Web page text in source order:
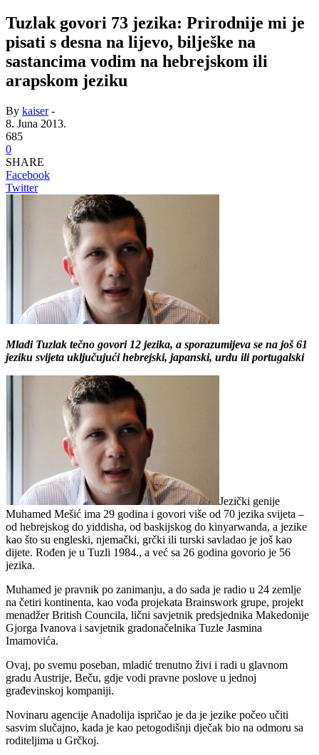
Tuzlak govori 73 jezika: Prirodnije mi je
pisati s desna na lijevo, bilješke na
sastancima vodim na hebrejskom ili
arapskom jeziku
By kaiser-
8. Juna 2013.
685
0
SHARE
Facebook
Twitter
Mladi Tuzlak tečno govori 12 jezika, a sporazumijeva se na još 61
jeziku svijeta uključujući hebrejski, japanski, urdu ili portugalski
Jezički genije
Muhamed Mešić ima 29 godina i govori više od 70 jezika svijeta –
od hebrejskog do yiddisha, od baskijskog do kinyarwanda, a jezike
kao što su engleski, njemački, grčki ili turski savladao je još kao
dijete. Rođen je u Tuzli 1984., a već sa 26 godina govorio je 56
jezika.
Muhamed je pravnik po zanimanju, a do sada je radio u 24 zemlje
na četiri kontinenta, kao vođa projekata Brainswork grupe, projekt
menadžer British Councila, lični savjetnik predsjednika Makedonije
Gjorga Ivanova i savjetnik gradonačelnika Tuzle Jasmina
Imamovića.
Ovaj, po svemu poseban, mladić trenutno živi i radi u glavnom
gradu Austrije, Beču, gdje vodi pravne poslove u jednoj
građevinskoj kompaniji.
Novinaru agencije Anadolija ispričao je da je jezike počeo učiti
sasvim slučajno, kada je kao petogodišnji dječak bio na odmoru sa
roditeljima u Grčkoj.